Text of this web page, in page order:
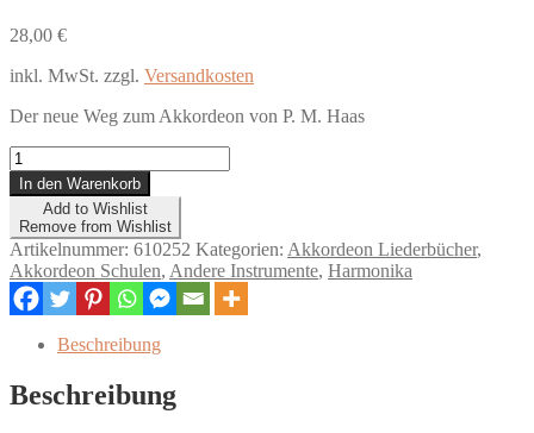
28,00 €
inkl. MwSt. zzgl. Versandkosten
Der neue Weg zum Akkordeon von P. M. Haas
SpielAkkordeon
Vol.
1
(mit
CD)
Menge
In den Warenkorb
Add to Wishlist
Remove from Wishlist
Artikelnummer: 610252 Kategorien: Akkordeon Liederbücher,
Akkordeon Schulen, Andere Instrumente, Harmonika
Beschreibung
Beschreibung